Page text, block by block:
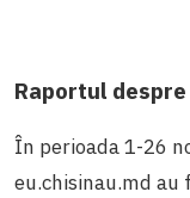
Raportul
În perioada 1-26
eu.chisinau.md